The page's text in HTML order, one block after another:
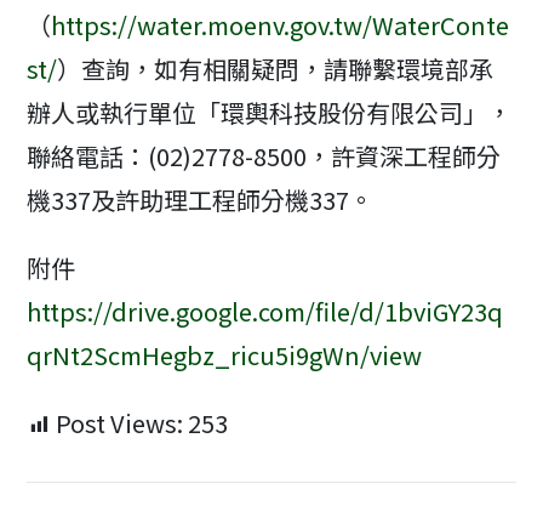
（https://water.moenv.gov.tw/WaterConte
st/）查詢，如有相關疑問，請聯繫環境部承
辦人或執行單位「環輿科技股份有限公司」，
聯絡電話：(02)2778-8500，許資深工程師分
機337及許助理工程師分機337。
附件
https://drive.google.com/file/d/1bviGY23q
qrNt2ScmHegbz_ricu5i9gWn/view
Post Views: 253